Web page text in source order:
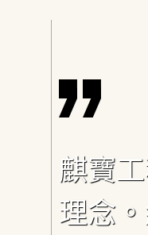
麒寶
理念